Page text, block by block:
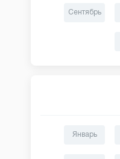
Сентябрь
Январь